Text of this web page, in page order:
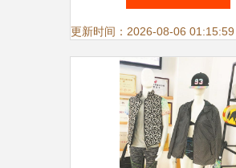
邀您共享欢乐购物季
更新时间：2026-08-06 01:15:59